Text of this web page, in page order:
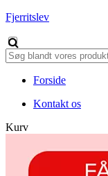
Fjerritslev
Forside
Kontakt os
Kurv